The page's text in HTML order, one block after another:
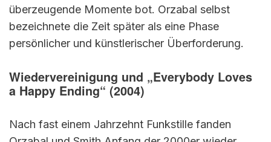
überzeugende Momente bot. Orzabal selbst
bezeichnete die Zeit später als eine Phase
persönlicher und künstlerischer Überforderung.
Wiedervereinigung und „Everybody Loves
a Happy Ending“ (2004)
Nach fast einem Jahrzehnt Funkstille fanden